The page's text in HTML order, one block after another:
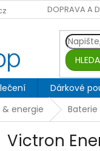
DOPRAVA A
Dárkové
& energie Baterie
Victron